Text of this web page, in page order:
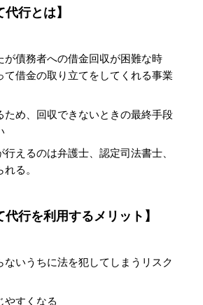
代行とは】
が債務者への借金回収が困難な時
て借金の取り立てをしてくれる事業
ため、回収できないときの最終手段
えるのは弁護士、認定司法書士、
る。
代行を利用するメリット】
ないうちに法を犯してしまうリスク
やすくなる